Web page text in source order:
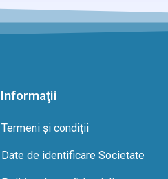
Informaţii
Termeni și condiții
Date de identificare Societate